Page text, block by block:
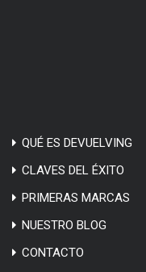
QUÉ ES DEVUELVING
CLAVES DEL ÉXITO
PRIMERAS MARCAS
NUESTRO BLOG
CONTACTO